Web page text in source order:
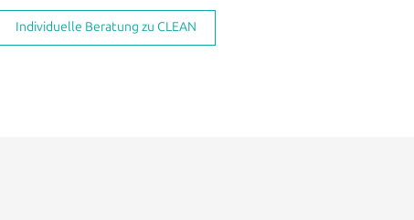
Individuelle Beratung zu CLEAN